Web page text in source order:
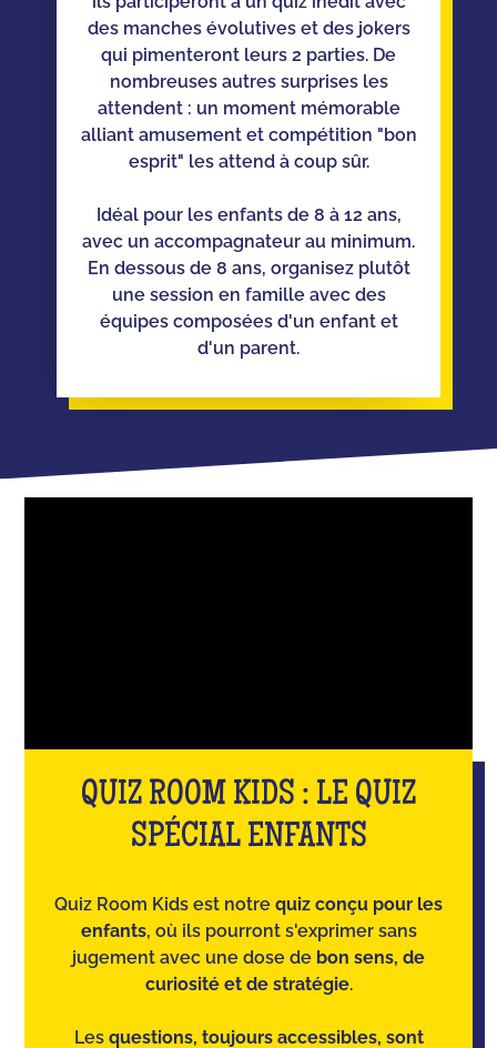
des manches évolutives et des jokers
qui pimenteront leurs 2 parties. De
nombreuses autres surprises les
attendent : un moment mémorable
alliant amusement et compétition "bon
esprit" les attend à coup sûr.
Idéal pour les enfants de 8 à 12 ans,
avec un accompagnateur au minimum.
En dessous de 8 ans, organisez plutôt
une session en famille avec des
équipes composées d'un enfant et
d'un parent.
QUIZ ROOM KIDS : LE QUIZ
SPÉCIAL ENFANTS
Quiz Room Kids est notre quiz conçu pour les
enfants, où ils pourront s'exprimer sans
jugement avec une dose de bon sens, de
curiosité et de stratégie.
Les questions, toujours accessibles, sont